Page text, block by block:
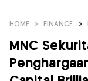
HOME FINANCE
MNC